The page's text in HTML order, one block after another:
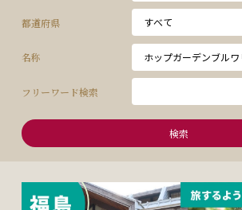
都道府県
名称
フリーワード検索
検索